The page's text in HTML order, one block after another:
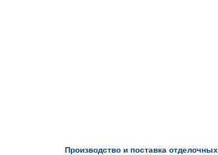
Производство и поставка отделочных